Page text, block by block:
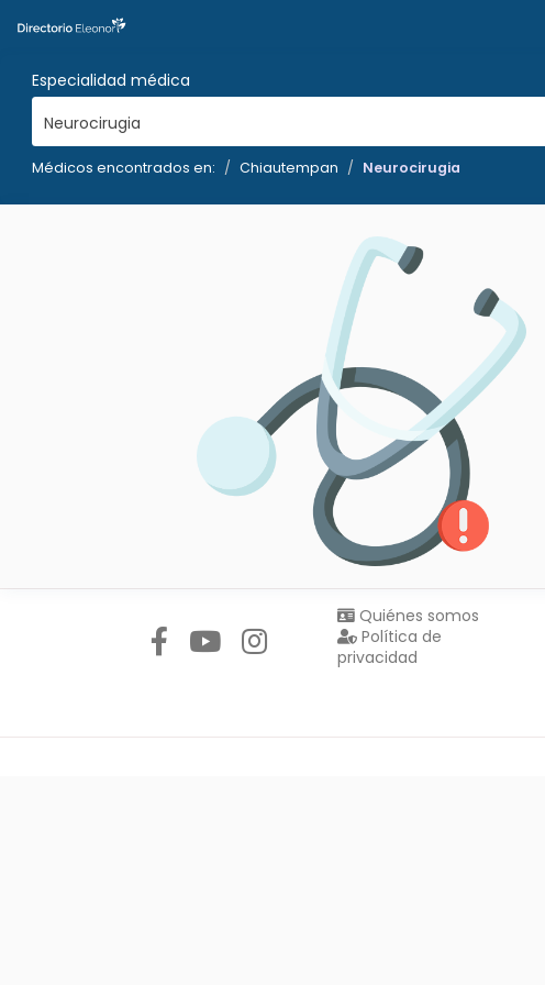
Especialidad médica
Neurocirugia
Médicos encontrados en: Chiautempan Neurocirugia
Quiénes somos
Política de
privacidad